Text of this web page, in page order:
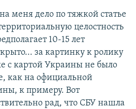
меня дело по тяжкой статье
целостность
10-15 лет
за картинку к ролику
с картой Украины не было
как на официальной
к примеру. Вот
рад, что СБУ нашла